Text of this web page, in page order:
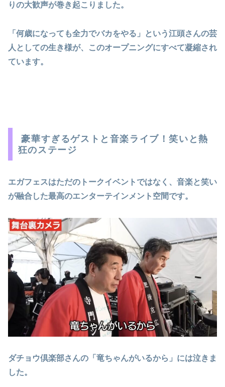
りの大歓声が巻き起こりました。
「何歳になっても全力でバカをやる」という江頭さんの芸
人としての生き様が、このオープニングにすべて凝縮され
ています。
豪華すぎるゲストと音楽ライブ！笑いと熱
狂のステージ
エガフェスはただのトークイベントではなく、音楽と笑い
が融合した最高のエンターテインメント空間です。
ダチョウ倶楽部さんの「竜ちゃんがいるから」には泣きま
した。